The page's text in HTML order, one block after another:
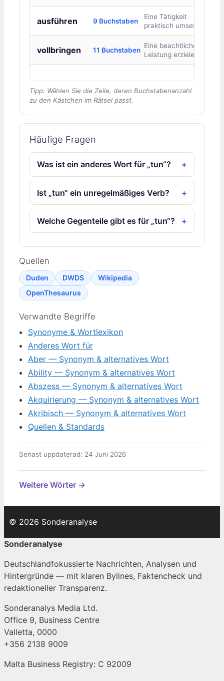
ausführen 9 Buchstaben
Eine Tätigkeit
praktisch umsetzen
vollbringen 11 Buchstaben
Eine beachtliche
Leistung erzielen
Tipp: Wählen Sie die Zeile, deren Buchstabenanzahl
zu den Kästchen im Rätsel passt.
Häufige Fragen
Was ist ein anderes Wort für „tun“?
Ist „tun“ ein unregelmäßiges Verb?
Welche Gegenteile gibt es für „tun“?
Quellen
Duden DWDS
Wikipedia
OpenThesaurus
Verwandte Begriffe
Synonyme & Wortlexikon
Anderes Wort für
Aber — Synonym & alternatives Wort
Ability — Synonym & alternatives Wort
Abszess — Synonym & alternatives Wort
Akquirierung — Synonym & alternatives Wort
Akribisch — Synonym & alternatives Wort
Quellen & Standards
Senast uppdaterad: 24 Juni 2026
Weitere Wörter →
© 2026 Sonderanalyse
Sonderanalyse
Deutschlandfokussierte Nachrichten, Analysen und
Hintergründe — mit klaren Bylines, Faktencheck und
redaktioneller Transparenz.
Sonderanalys Media Ltd.
Office 9, Business Centre
Valletta, 0000
+356 2138 9009
Malta Business Registry: C 92009